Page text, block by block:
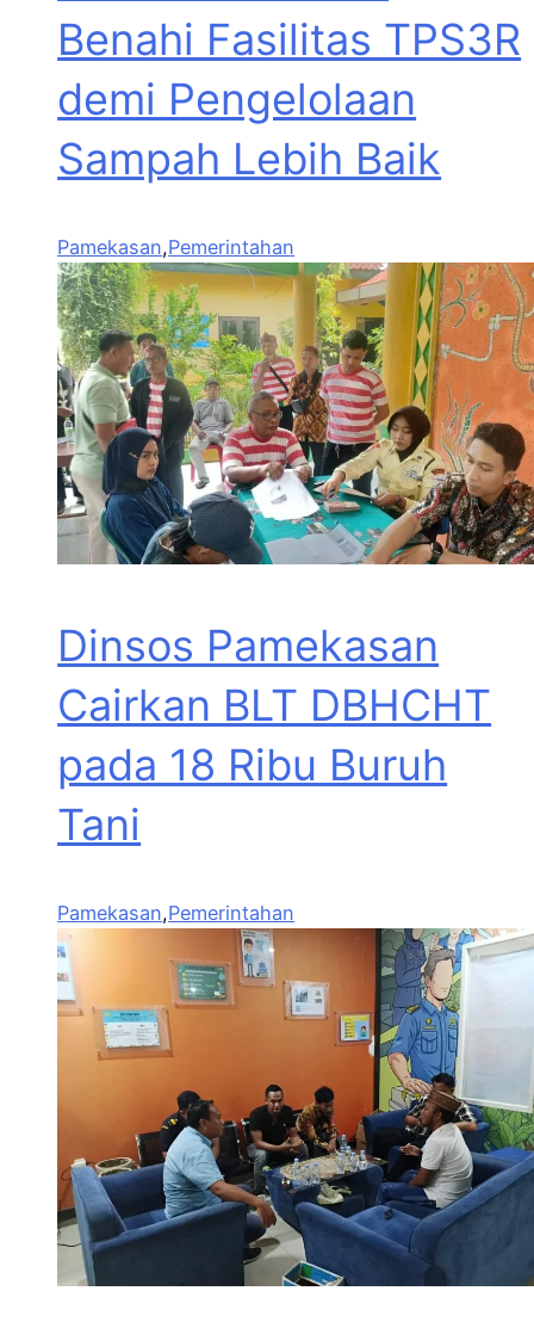
Benahi Fasilitas TPS3R
demi Pengelolaan
Sampah Lebih Baik
Pamekasan,Pemerintahan
Dinsos Pamekasan
Cairkan BLT DBHCHT
pada 18 Ribu Buruh
Tani
Pamekasan,Pemerintahan